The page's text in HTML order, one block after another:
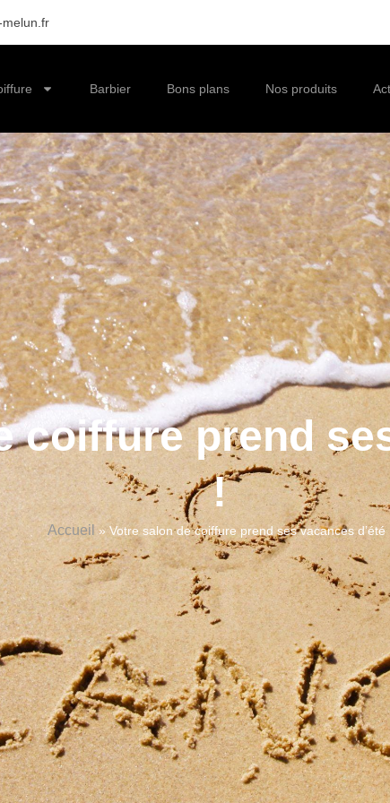
Barbier Bons plans Nos produits
coiffure prend
!
Accueil » Votre salon de coiffure prend ses vacances d’été